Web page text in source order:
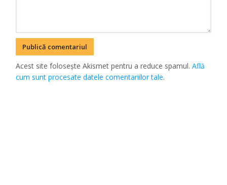
Acest site folosește Akismet pentru a reduce spamul.Află
cum sunt procesate datele comentariilor tale.